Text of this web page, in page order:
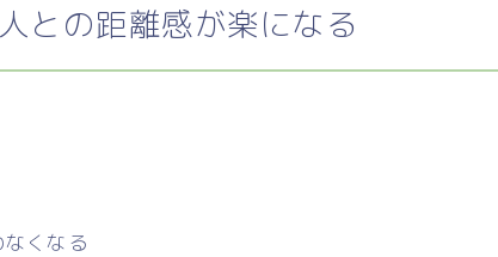
との距離感が楽になる
くなる